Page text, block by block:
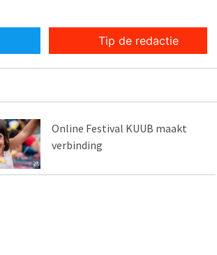
Tip de redactie
Online Festival KUUB maakt
verbinding